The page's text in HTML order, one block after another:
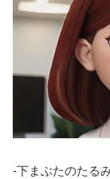
-下まぶたのたる